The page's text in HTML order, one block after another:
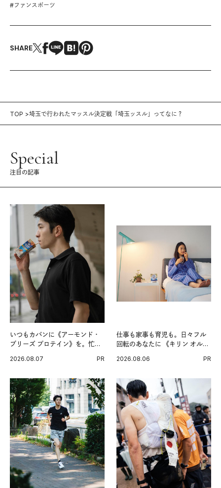
#ファンスポーツ
SHARE
TOP 埼玉で行われたマッスル決定戦「埼玉ッスル」ってなに？
Special
注目の記事
いつもカバンに《アーモンド・
ブリーズ プロテイン》を。忙し
グ習慣。
2026.08.07 PR
仕事も家事も育児も。日々フル
回転のあなたに 《キリン オルニ
2026.08.06 PR